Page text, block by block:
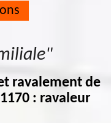
ravalement de
: ravaleur